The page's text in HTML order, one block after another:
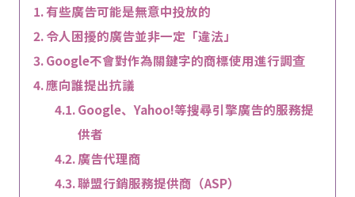
有些廣告可能是無意中投放的
令人困擾的廣告並非一定「違法」
Google不會對作為關鍵字的商標使用進行調查
應向誰提出抗議
Google、Yahoo!等搜尋引擎廣告的服務提
供者
廣告代理商
聯盟行銷服務提供商（ASP）